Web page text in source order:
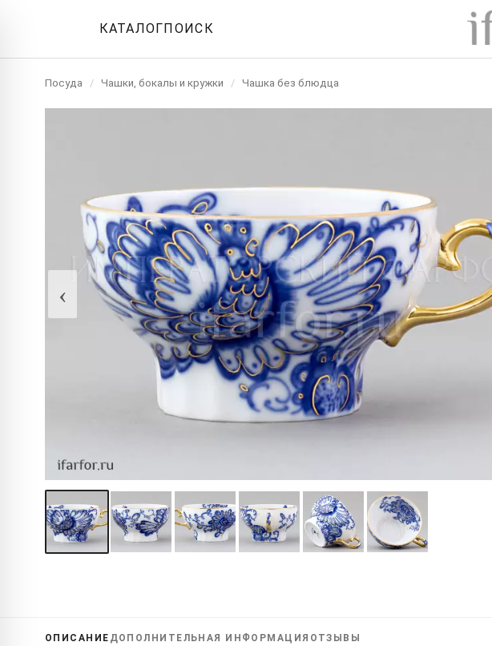
КАТАЛОГПОИСК
Посуда / Чашки, бокалы и кружки / Чашка без блюдца
‹
ОПИСАНИЕ ДОПОЛНИТЕЛЬНАЯ ИНФОРМАЦИЯ ОТЗЫВЫ